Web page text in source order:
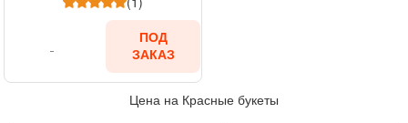
ПОД
ЗАКАЗ
Цена на Красные букеты